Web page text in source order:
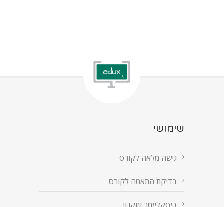
שימושי
גישה מלאה לקורס
בדיקת התאמה לקורס
דיסקליימר ותקנון